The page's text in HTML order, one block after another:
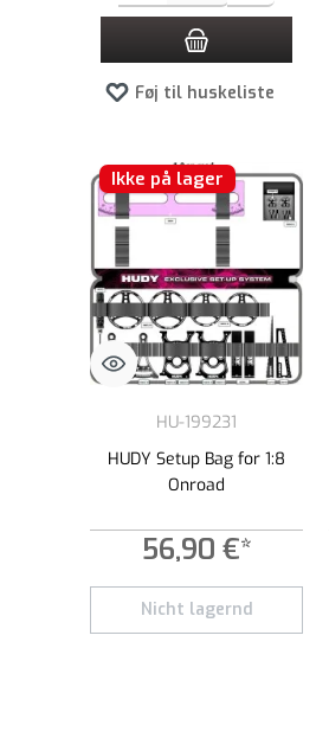
Føj til huskeliste
Ikke på lager
HU-199231
HUDY Setup Bag for 1:8
Onroad
56,90 €*
Nicht lagernd